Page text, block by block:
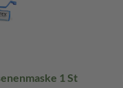
1 St